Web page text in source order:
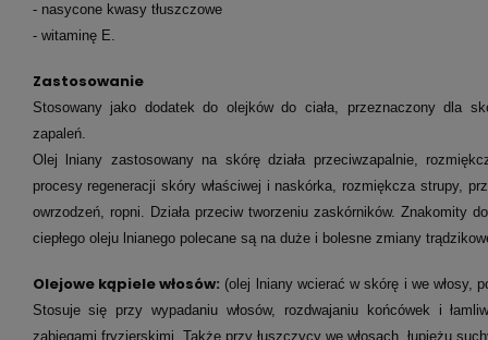
- nasycone kwasy tłuszczowe
- witaminę E.
Zastosowanie
Stosowany jako dodatek do olejków do ciała, przeznaczony dla
zapaleń.
Olej lniany zastosowany na skórę działa przeciwzapalnie,
procesy regeneracji skóry właściwej i naskórka, rozmiękcza strupy,
owrzodzeń, ropni. Działa przeciw tworzeniu zaskórników. Znakomity
ciepłego oleju lnianego polecane są na duże i bolesne zmiany
Olejowe kąpiele włosów: (olej lniany wcierać w skórę i we włosy,
Stosuje się przy wypadaniu włosów, rozdwajaniu końcówek i
zabiegami fryzjerskimi. Także przy łuszczycy we włosach, łupieżu